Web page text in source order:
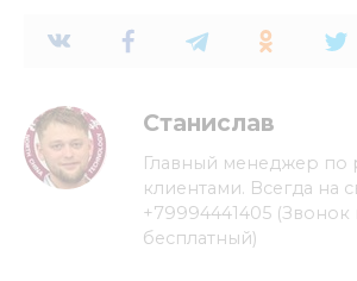
Станислав
Главный менеджер по
клиентами. Всегда на
+79994441405
бесплатный)